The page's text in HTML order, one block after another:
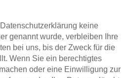
keine
genannt wurde, verbleiben Ihre
bei uns, bis der Zweck für die
Wenn Sie ein berechtigtes
oder eine Einwilligung zur